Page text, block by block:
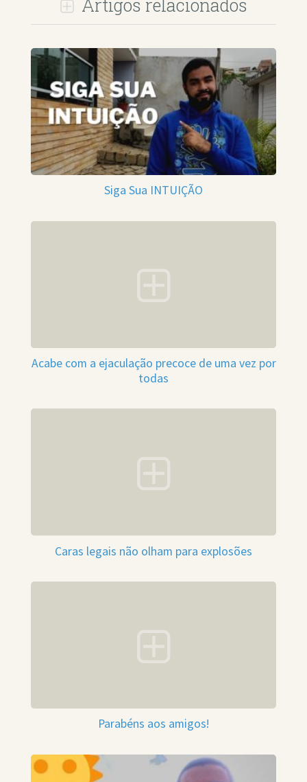
Artigos relacionados
Siga Sua INTUIÇÃO
Acabe com a ejaculação precoce de uma vez por
todas
Caras legais não olham para explosões
Parabéns aos amigos!